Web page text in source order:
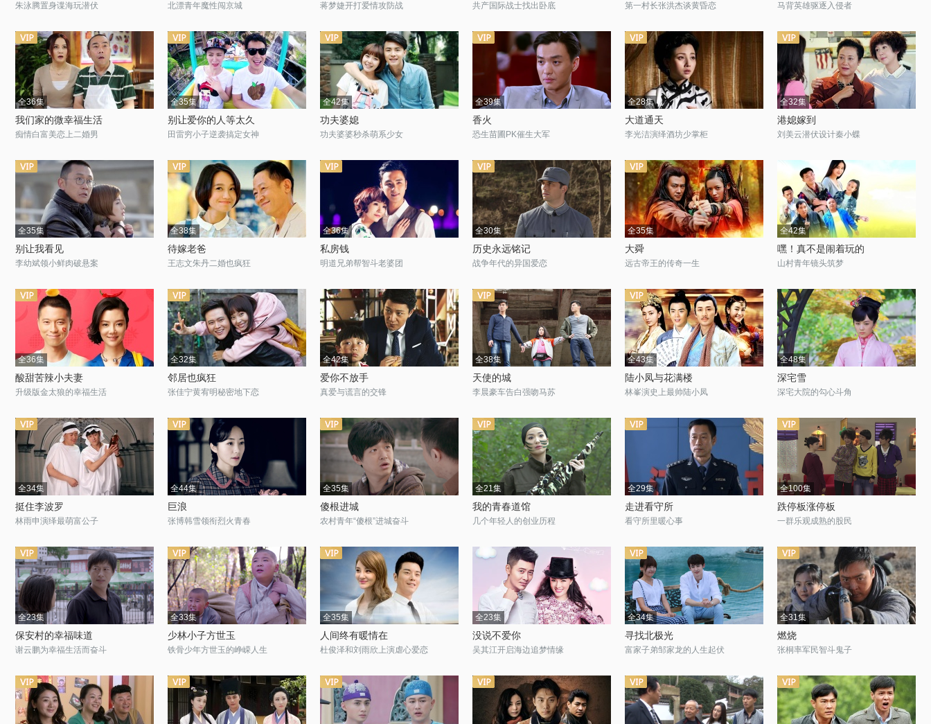
朱泳腾置身谍海玩潜伏 北漂青年魔性闯京城 蒋梦婕开打爱情攻防战 共产国际战士找出卧底 第一村长张洪杰谈黄昏恋 马背英雄驱逐入侵者
全36集
我们家的微幸福生活
痴情白富美恋上二婚男
全35集
别让爱你的人等太久
田雷穷小子逆袭搞定女神
全42集
功夫婆媳
功夫婆婆秒杀萌系少女
全39集
香火
恐生苗圃PK催生大军
全28集
大道通天
李光洁演绎酒坊少掌柜
全32集
港媳嫁到
刘美云潜伏设计秦小蝶
全35集
别让我看见
李幼斌领小鲜肉破悬案
全38集
待嫁老爸
王志文朱丹二婚也疯狂
全36集
私房钱
明道兄弟帮智斗老婆团
全30集
历史永远铭记
战争年代的异国爱恋
全35集
大舜
远古帝王的传奇一生
全42集
嘿！真不是闹着玩的
山村青年镜头筑梦
全36集
酸甜苦辣小夫妻
升级版金太狼的幸福生活
全32集
邻居也疯狂
张佳宁黄宥明秘密地下恋
全42集
爱你不放手
真爱与谎言的交锋
全38集
天使的城
李晨豪车告白强吻马苏
全43集
陆小凤与花满楼
林峯演史上最帅陆小凤
全48集
深宅雪
深宅大院的勾心斗角
全34集
挺住李波罗
林雨申演绎最萌富公子
全44集
巨浪
张博韩雪领衔烈火青春
全35集
傻根进城
农村青年“傻根”进城奋斗
全21集
我的青春道馆
几个年轻人的创业历程
全29集
走进看守所
看守所里暖心事
全100集
跌停板涨停板
一群乐观成熟的股民
全23集
保安村的幸福味道
谢云鹏为幸福生活而奋斗
全33集
少林小子方世玉
铁骨少年方世玉的峥嵘人生
全35集
人间终有暖情在
杜俊泽和刘雨欣上演虐心爱恋
全23集
没说不爱你
吴其江开启海边追梦情缘
全34集
寻找北极光
富家子弟邹家龙的人生起伏
全31集
燃烧
张桐率军民智斗鬼子